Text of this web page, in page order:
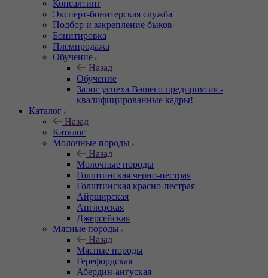
Консалтинг
Эксперт-бонитерская служба
Подбор и закрепление быков
Бонитировка
Племпродажа
Обучение
Назад
Обучение
Залог успеха Вашего предприятия -
квалифицированные кадры!
Каталог
Назад
Каталог
Молочные породы
Назад
Молочные породы
Голштинская черно-пестрая
Голштинская красно-пестрая
Айрширская
Англерская
Джерсейская
Мясные породы
Назад
Мясные породы
Герефордская
Абердин-ангуская